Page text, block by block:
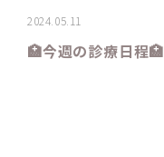
2024.05.11
🏥今週の診療日程🏥